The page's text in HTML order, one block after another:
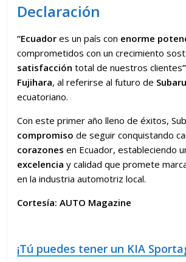
Declaración
“Ecuador es un país con enorme
comprometidos con un crecimiento
satisfacción total de nuestros clientes”
Fujihara, al referirse al futuro de Subaru
ecuatoriano.
Con este primer año lleno de éxitos,
compromiso de seguir conquistando
corazones en Ecuador, estableciendo
excelencia y calidad que promete
en la industria automotriz local.
Cortesía: AUTO Magazine
¡Tú puedes tener un KIA